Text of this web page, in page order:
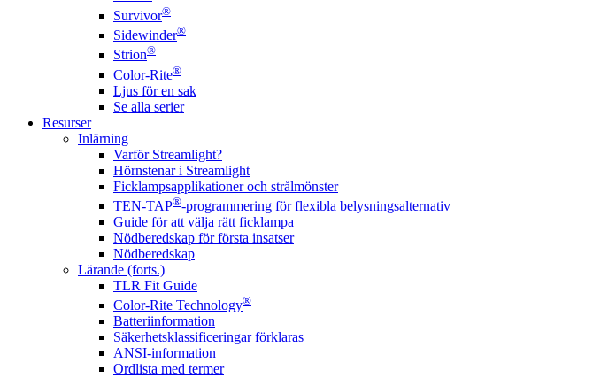
Survivor®
Sidewinder®
Strion®
Color-Rite®
Ljus för en sak
Se alla serier
Resurser
Inlärning
Varför Streamlight?
Hörnstenar i Streamlight
Ficklampsapplikationer och strålmönster
TEN-TAP®-programmering för flexibla belysningsalternativ
Guide för att välja rätt ficklampa
Nödberedskap för första insatser
Nödberedskap
Lärande (forts.)
TLR Fit Guide
Color-Rite Technology®
Batteriinformation
Säkerhetsklassificeringar förklaras
ANSI-information
Ordlista med termer